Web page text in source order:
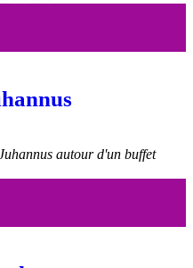
autour d'un buffet